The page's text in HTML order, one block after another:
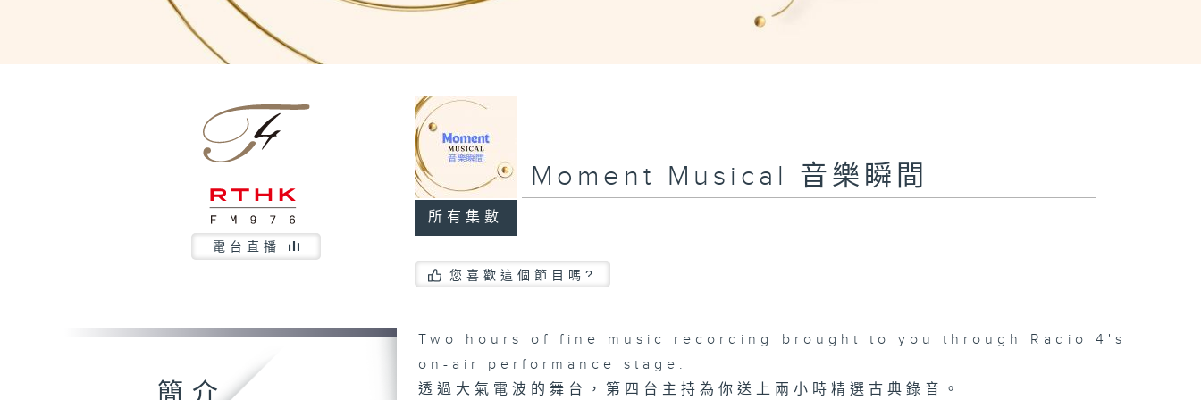
電台直播
所有集數
Moment Musical 音樂瞬間
您喜歡這個節目嗎?
簡介
Two hours of fine music recording brought to you through Radio 4's
on-air performance stage.
透過大氣電波的舞台，第四台主持為你送上兩小時精選古典錄音。